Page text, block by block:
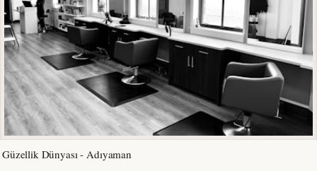
Güzellik Dünyası - Adıyaman